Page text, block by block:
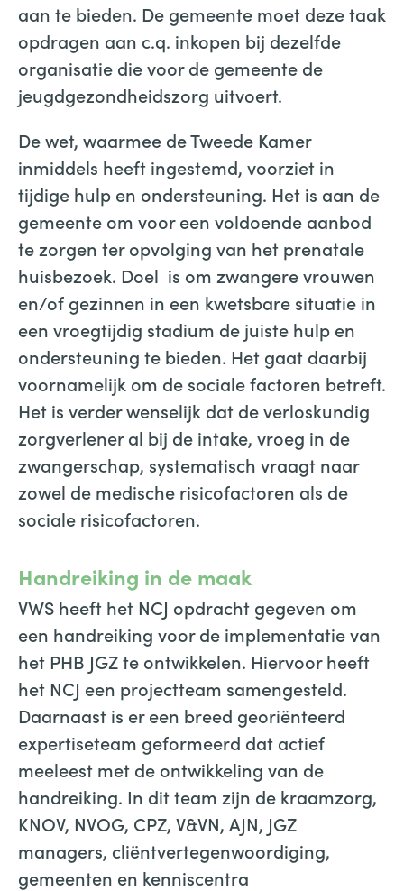
aan te bieden. De gemeente moet deze taak
opdragen aan c.q. inkopen bij dezelfde
organisatie die voor de gemeente de
jeugdgezondheidszorg uitvoert.
De wet, waarmee de Tweede Kamer
inmiddels heeft ingestemd, voorziet in
tijdige hulp en ondersteuning. Het is aan de
gemeente om voor een voldoende aanbod
te zorgen ter opvolging van het prenatale
huisbezoek. Doel is om zwangere vrouwen
en/of gezinnen in een kwetsbare situatie in
een vroegtijdig stadium de juiste hulp en
ondersteuning te bieden. Het gaat daarbij
voornamelijk om de sociale factoren betreft.
Het is verder wenselijk dat de verloskundig
zorgverlener al bij de intake, vroeg in de
zwangerschap, systematisch vraagt naar
zowel de medische risicofactoren als de
sociale risicofactoren.
Handreiking in de maak
VWS heeft het NCJ opdracht gegeven om
een handreiking voor de implementatie van
het PHB JGZ te ontwikkelen. Hiervoor heeft
het NCJ een projectteam samengesteld.
Daarnaast is er een breed georiënteerd
expertiseteam geformeerd dat actief
meeleest met de ontwikkeling van de
handreiking. In dit team zijn de kraamzorg,
KNOV, NVOG, CPZ, V&VN, AJN, JGZ
managers, cliëntvertegenwoordiging,
gemeenten en kenniscentra